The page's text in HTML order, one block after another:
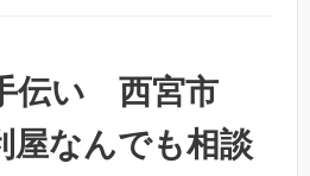
伝い 西宮市
屋なんでも相談